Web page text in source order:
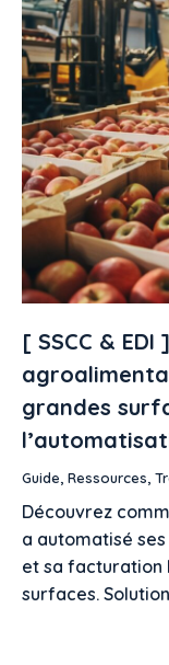
[ SSCC &
grandes
Guide, Ressources,
Découvrez
a automatisé
et sa facturation
surfaces.